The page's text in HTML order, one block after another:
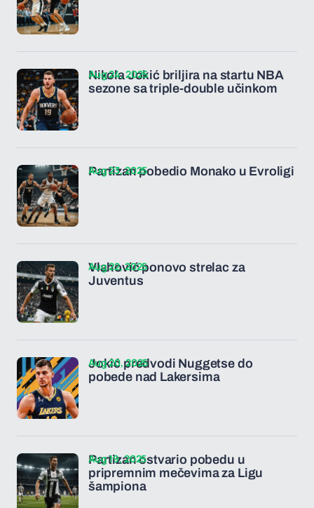
Nikola Jokić briljira na startu NBA
sezone sa triple-double učinkom
Aug 24, 2025
Partizan pobedio Monako u Evroligi
Aug 23, 2025
Vlahović ponovo strelac za
Juventus
Aug 22, 2025
Jokić predvodi Nuggetse do
pobede nad Lakersima
Aug 20, 2025
Partizan ostvario pobedu u
pripremnim mečevima za Ligu
šampiona
Aug 19, 2025